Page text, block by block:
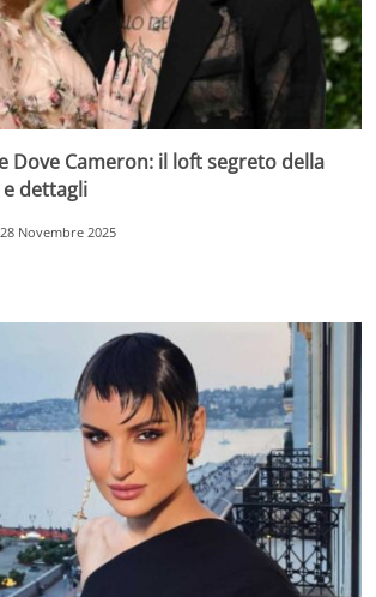
Dove Cameron: il loft segreto della
dettagli
28 Novembre 2025